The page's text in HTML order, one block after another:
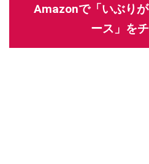
Amazonで「いぶり
ース」を